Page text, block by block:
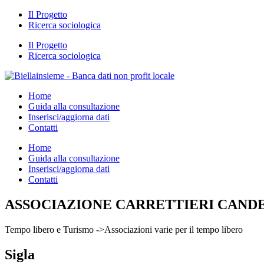
Il Progetto
Ricerca sociologica
Il Progetto
Ricerca sociologica
Home
Guida alla consultazione
Inserisci/aggiorna dati
Contatti
Home
Guida alla consultazione
Inserisci/aggiorna dati
Contatti
ASSOCIAZIONE CARRETTIERI
Tempo libero e Turismo ->Associazioni varie per il tempo libero
Sigla